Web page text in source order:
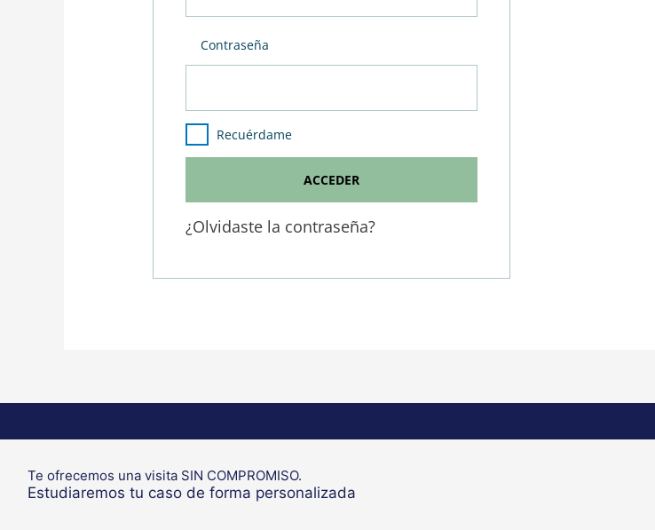
Contraseña
Recuérdame
¿Olvidaste la contraseña?
Te ofrecemos una visita SIN COMPROMISO.
Estudiaremos tu caso de forma personalizada